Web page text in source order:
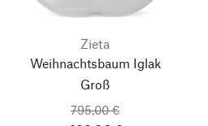
Zieta
Weihnachtsbaum Iglak
Groß
795,00 €